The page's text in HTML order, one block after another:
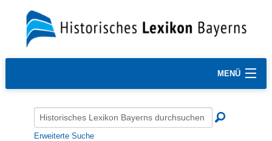
MENÜ
Erweiterte Suche